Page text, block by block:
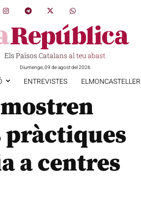
Els Països Catalans al teu abast
Diumenge, 09 de agost del 2026
ENTREVISTES ELMONCASTELLER
pràctiques
a centres